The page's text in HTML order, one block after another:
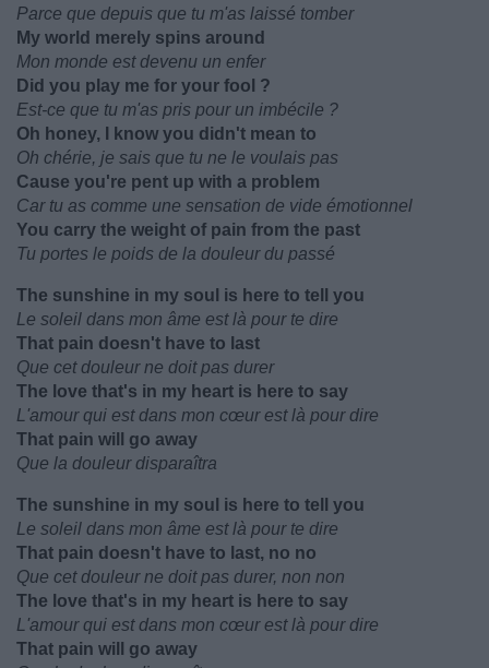
Parce que depuis que tu m'as laissé tomber
My world merely spins around
Mon monde est devenu un enfer
Did you play me for your fool ?
Est-ce que tu m'as pris pour un imbécile ?
Oh honey, I know you didn't mean to
Oh chérie, je sais que tu ne le voulais pas
Cause you're pent up with a problem
Car tu as comme une sensation de vide émotionnel
You carry the weight of pain from the past
Tu portes le poids de la douleur du passé
The sunshine in my soul is here to tell you
Le soleil dans mon âme est là pour te dire
That pain doesn't have to last
Que cet douleur ne doit pas durer
The love that's in my heart is here to say
L'amour qui est dans mon cœur est là pour dire
That pain will go away
Que la douleur disparaîtra
The sunshine in my soul is here to tell you
Le soleil dans mon âme est là pour te dire
That pain doesn't have to last, no no
Que cet douleur ne doit pas durer, non non
The love that's in my heart is here to say
L'amour qui est dans mon cœur est là pour dire
That pain will go away